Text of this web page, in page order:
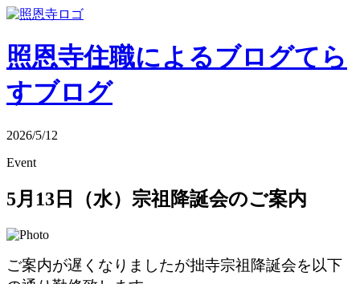
照恩寺住職によるブログてら
すブログ
2026/5/12
Event
5月13日（水）宗祖降誕会のご案内
ご案内が遅くなりましたが拙寺宗祖降誕会を以下